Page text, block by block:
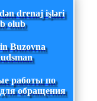
drenaj işləri
olub
Buzovna
работы по
обращения